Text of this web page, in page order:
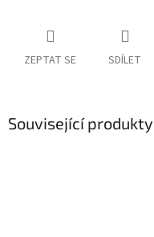
ZEPTAT SE SDÍLET
Související produkty